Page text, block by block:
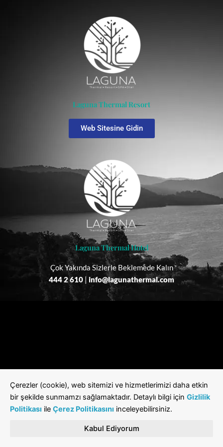
Laguna Thermal Resort
Web Sitesine Gidin
Laguna Thermal Hotel
Çok Yakında Sizlerle Beklemede Kalın
444 2 610| info@lagunathermal.com
Çerezler (cookie), web sitemizi ve hizmetlerimizi daha etkin
bir şekilde sunmamzı sağlamaktadır. Detaylı bilgi için Gizlilik
Politikası ile Çerez Politikasını inceleyebilirsiniz.
Kabul Ediyorum